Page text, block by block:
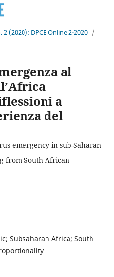
2 (2020): DPCE Online 2-2020 /
al
a
del
emergency in sub-Saharan
from South African
Subsaharan Africa; South